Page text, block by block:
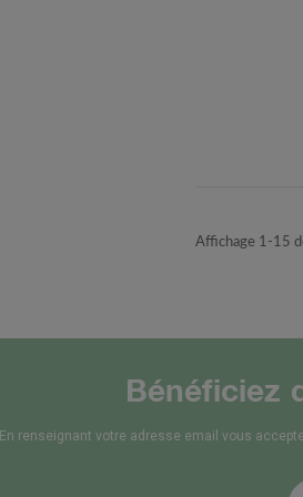
Affichage 1-15
Bénéficiez
En renseignant votre adresse email vous